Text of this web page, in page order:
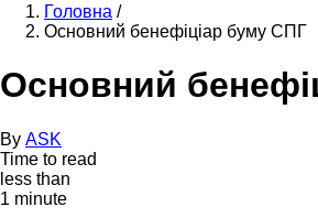
Головна /
Основний бенефіціар буму СПГ
Основний
By ASK
Time to read
less than
1 minute